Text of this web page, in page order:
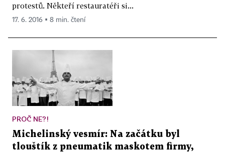
protestů. Někteří restauratéři si...
17. 6. 2016 ▪ 8 min. čtení
PROČ NE?!
Michelinský vesmír: Na začátku byl
tlouštík z pneumatik maskotem firmy,